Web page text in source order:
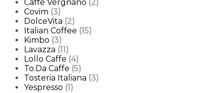
Caffe Vergnano (2)
Covim (3)
DolceVita (2)
Italian Coffee (15)
Kimbo (3)
Lavazza (11)
Lollo Caffe (4)
To.Da Caffe (5)
Tosteria Italiana (3)
Yespresso (1)